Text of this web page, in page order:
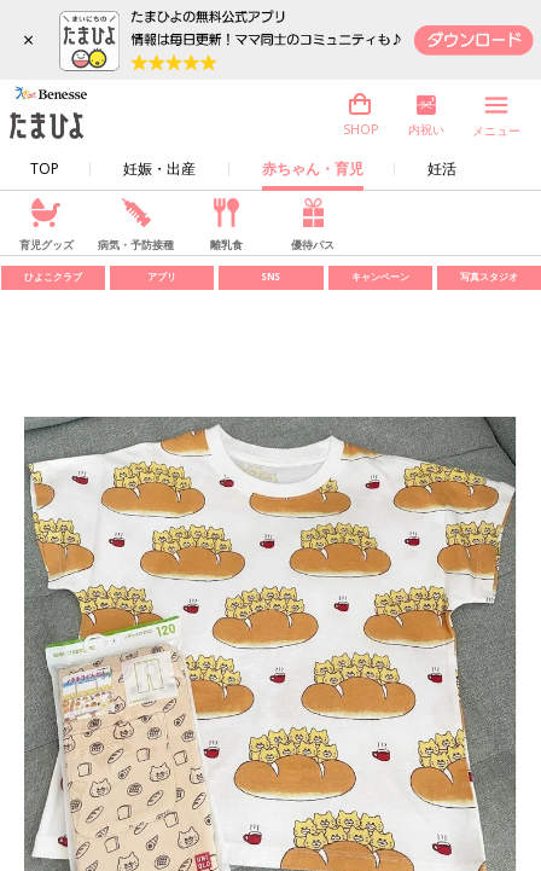
×
TOP 妊娠・出産 赤ちゃん・育児 妊活
SHOP 内祝い メニュー
育児グッズ 病気・予防接種 離乳食 優待パス
ひよこクラブ アプリ SNS キャンペーン 写真スタジオ